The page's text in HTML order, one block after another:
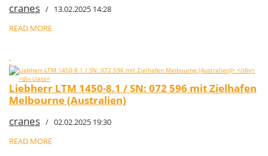
cranes / 13.02.2025 14:28
READ MORE
"
Liebherr LTM 1450-8.1 / SN: 072 596 mit Zielhafen
Melbourne (Australien)
cranes / 02.02.2025 19:30
READ MORE